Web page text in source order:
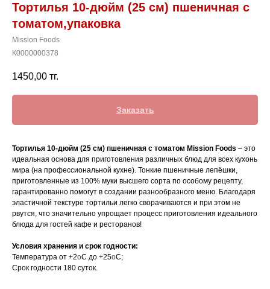
Тортилья 10-дюйм (25 см) пшеничная с
томатом,упаковка
Mission Foods
К0000000378
1450,00 тг.
Заказать
Тортилья 10-дюйм (25 см) пшеничная с томатом Mission Foods – это
идеальная основа для приготовления различных блюд для всех кухонь
мира (на профессиональной кухне). Тонкие пшеничные лепёшки,
приготовленные из 100% муки высшего сорта по особому рецепту,
гарантированно помогут в создании разнообразного меню. Благодаря
эластичной текстуре тортильи легко сворачиваются и при этом не
рвутся, что значительно упрощает процесс приготовления идеального
блюда для гостей кафе и ресторанов!
Условия хранения и срок годности:
Температура от +2oC до +25oC;
Срок годности 180 суток.